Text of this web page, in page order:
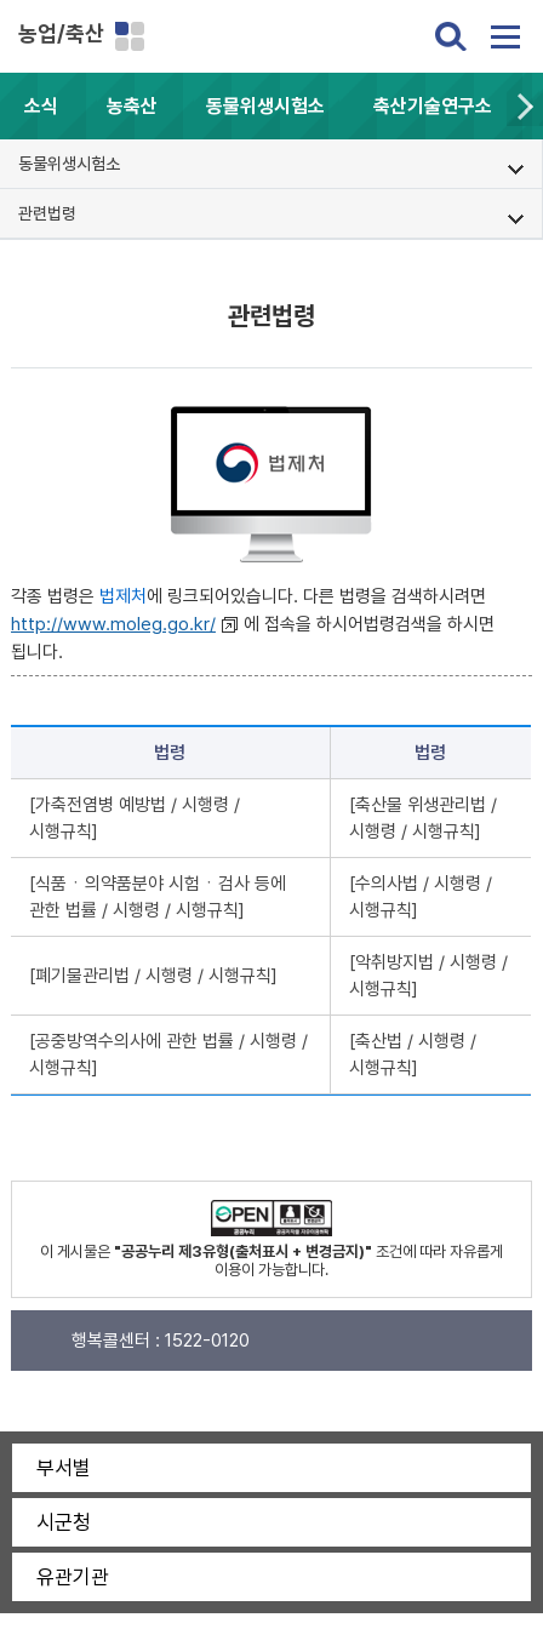
농업/축산
소식 농축산 동물위생시험소 축산기술연구소
동물위생시험소
관련법령
관련법령
각종 법령은 법제처 에 링크되어있습니다. 다른 법령을 검색하시려면
http://www.moleg.go.kr/
에 접속을 하시어법령검색을 하시면
됩니다.
법령 법령
[가축전염병 예방법 / 시행령 /
시행규칙]
[축산물 위생관리법 /
시행령 / 시행규칙]
[식품ㆍ의약품분야 시험ㆍ검사 등에
관한 법률 / 시행령 / 시행규칙]
[수의사법 / 시행령 /
시행규칙]
[폐기물관리법 / 시행령 / 시행규칙]
[악취방지법 / 시행령 /
시행규칙]
[공중방역수의사에 관한 법률 / 시행령 /
시행규칙]
[축산법 / 시행령 /
시행규칙]
이 게시물은 "공공누리 제3유형(출처표시 + 변경금지)" 조건에 따라 자유롭게
이용이 가능합니다.
행복콜센터 : 1522-0120
부서별
시군청
유관기관